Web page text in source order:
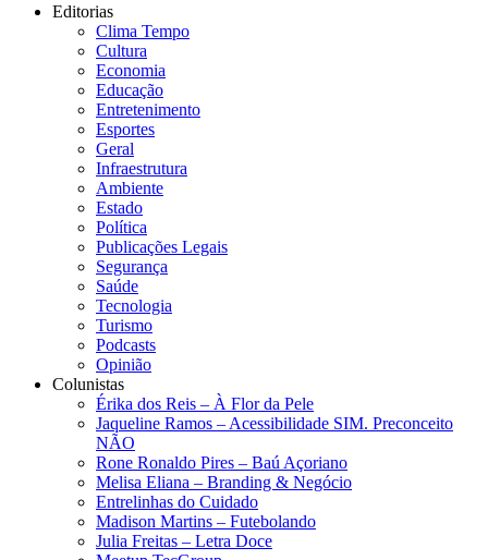
Editorias
Clima Tempo
Cultura
Economia
Educação
Entretenimento
Esportes
Geral
Infraestrutura
Ambiente
Estado
Política
Publicações Legais
Segurança
Saúde
Tecnologia
Turismo
Podcasts
Opinião
Colunistas
Érika dos Reis​ – À Flor da Pele
Jaqueline Ramos – Acessibilidade SIM. Preconceito
NÃO
Rone Ronaldo Pires – Baú Açoriano
Melisa Eliana – Branding & Negócio
Entrelinhas do Cuidado
Madison Martins – Futebolando
Julia Freitas​ – Letra Doce